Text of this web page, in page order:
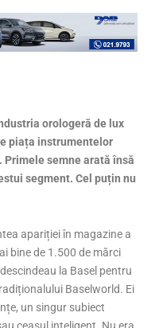
orologeră de lux
piața instrumentelor
semne arată însă
segment. Cel puțin nu
apariției în magazine a
bine de 1.500 de mărci
la Basel pentru
Baselworld. Ei
un singur subiect
ceasul inteligent. Nu era